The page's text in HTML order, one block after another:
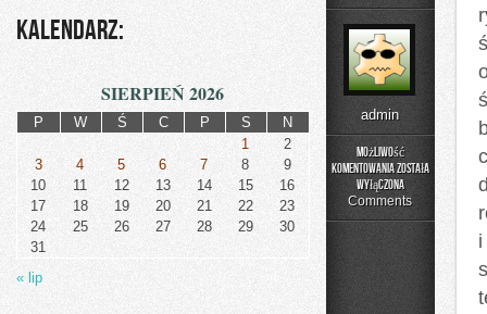
admin
Możliwość
komentowania
Polityka
gospodarcza
została
wyłączona
Comments
i
Kalendarz:
SIERPIEŃ 2026
P W Ś C P S
N
1
2
3
4 5 6 7 8
9
10
11 12 13 14 15
16
17
18 19 20 21 22
23
24
25 26 27 28 29
30
31
« lip